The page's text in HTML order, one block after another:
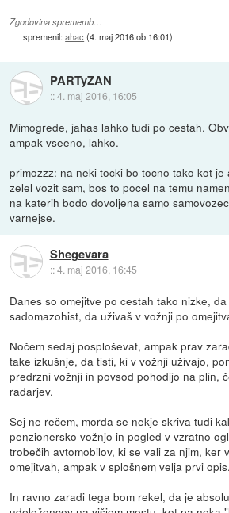
Zgodovina sprememb…
spremenil:ahac (4. maj 2016 ob 16:01)
PARTyZAN
::4. maj 2016, 16:05
Mimogrede, jahas lahko tudi po cestah.
ampak vseeno, lahko.
primozzz: na neki tocki bo tocno tako kot
zelel vozit sam, bos to pocel na temu
na katerih bodo dovoljena samo
varnejse.
Shegevara
::4. maj 2016, 16:45
Danes so omejitve po cestah tako nizke,
sadomazohist, da uživaš v vožnji po
Nočem sedaj posploševat, ampak prav
take izkušnje, da tisti, ki v vožnji uživajo,
predrzni vožnji in povsod pohodijo na plin,
radarjev.
Sej ne rečem, morda se nekje skriva tudi
penzionersko vožnjo in pogled v vzratno
trobečih avtomobilov, ki se vali za njim, ker
omejitvah, ampak v splošnem velja prvi opis.
In ravno zaradi tega bom rekel, da je